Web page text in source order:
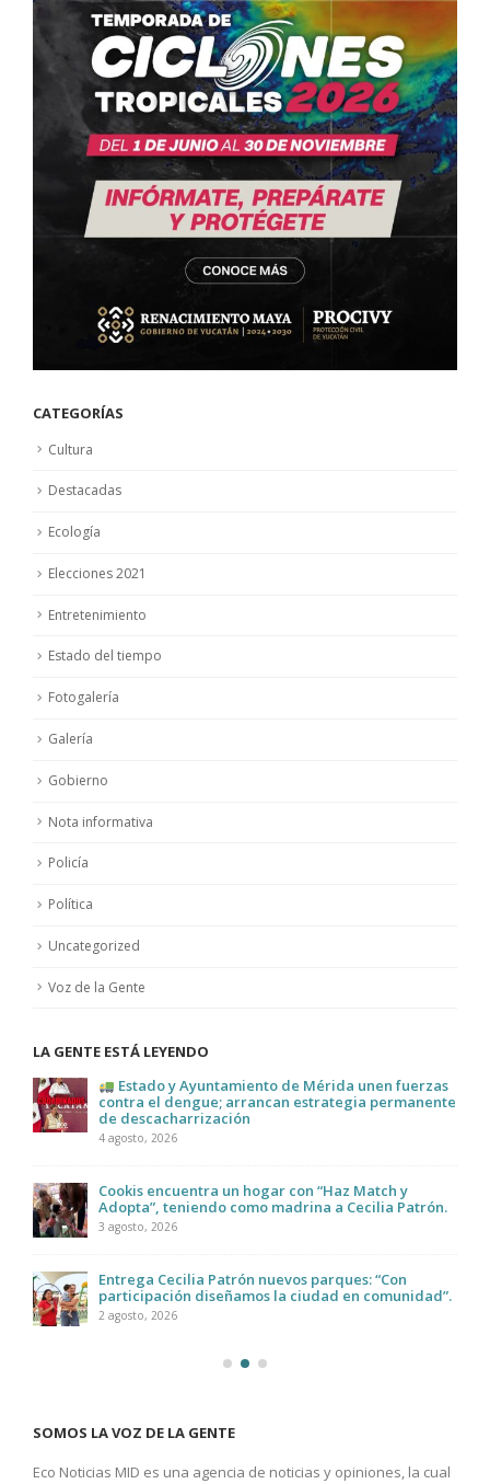
CATEGORÍAS
Cultura
Destacadas
Ecología
Elecciones 2021
Entretenimiento
Estado del tiempo
Fotogalería
Galería
Gobierno
Nota informativa
Policía
Política
Uncategorized
Voz de la Gente
LA GENTE ESTÁ LEYENDO
Estado y Ayuntamiento de Mérida unen fuerzas
contra el dengue; arrancan estrategia permanente
de descacharrización
4 agosto, 2026
Cookis encuentra un hogar con “Haz Match y
Adopta”, teniendo como madrina a Cecilia Patrón.
3 agosto, 2026
Entrega Cecilia Patrón nuevos parques: “Con
participación diseñamos la ciudad en comunidad”.
2 agosto, 2026
SOMOS LA VOZ DE LA GENTE
Eco Noticias MID es una agencia de noticias y opiniones, la cual